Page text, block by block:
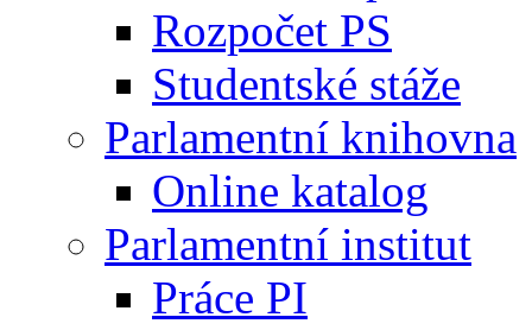
Rozpočet PS
Studentské stáže
Parlamentní knihovna
Online katalog
Parlamentní institut
Práce PI